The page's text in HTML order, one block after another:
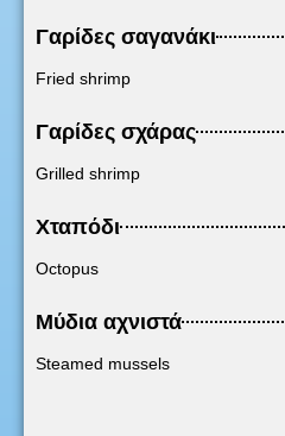
Γαρίδες σαγανάκι
Fried shrimp
Γαρίδες σχάρας
Grilled shrimp
Χταπόδι
Octopus
Μύδια αχνιστά
Steamed mussels